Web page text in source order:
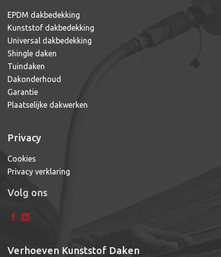
EPDM dakbedekking
Kunststof dakbedekking
Universal dakbedekking
Shingle daken
Tuindaken
Dakonderhoud
Garantie
Plaatselijke dakwerken
Privacy
Cookies
Privacy verklaring
Volg ons
Verhoeven Kunststof Daken